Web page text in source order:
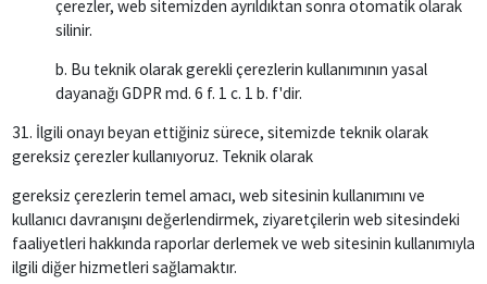
çerezler, web sitemizden ayrıldıktan sonra otomatik olarak
silinir.
b. Bu teknik olarak gerekli çerezlerin kullanımının yasal
dayanağı GDPR md. 6 f. 1 c. 1 b. f'dir.
31. İlgili onayı beyan ettiğiniz sürece, sitemizde teknik olarak
gereksiz çerezler kullanıyoruz. Teknik olarak
gereksiz çerezlerin temel amacı, web sitesinin kullanımını ve
kullanıcı davranışını değerlendirmek, ziyaretçilerin web sitesindeki
faaliyetleri hakkında raporlar derlemek ve web sitesinin kullanımıyla
ilgili diğer hizmetleri sağlamaktır.